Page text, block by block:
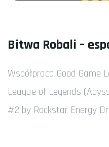
Bitwa Robali –
Współpraca Good
League of Legends
#2 by Rockstar Energy